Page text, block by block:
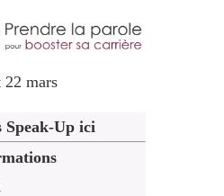
mars
Speak-Up ici